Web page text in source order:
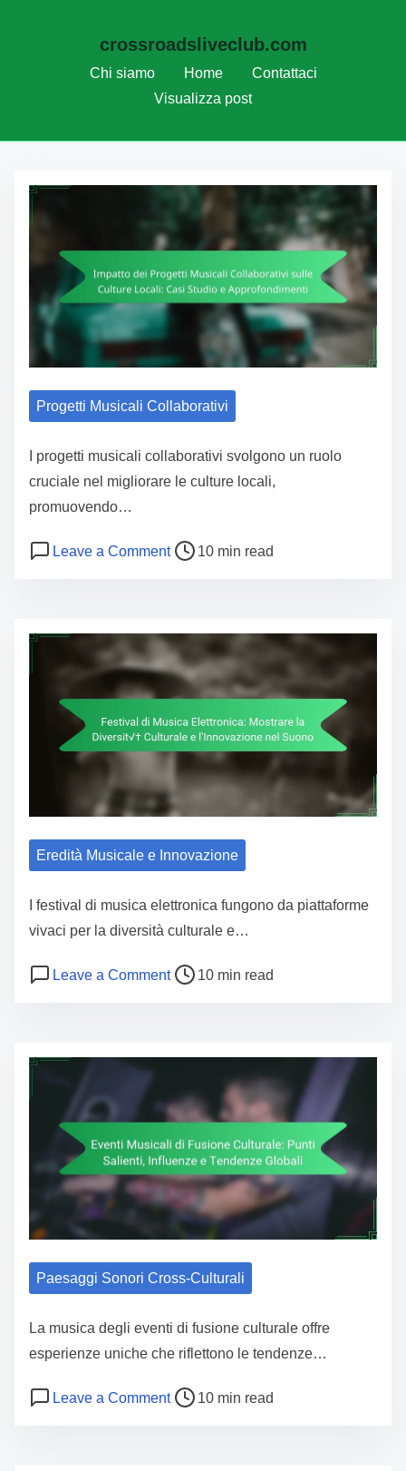
crossroadsliveclub.com
Chi siamo Home
Contattaci
Visualizza post
Skip to content
Progetti Musicali Collaborativi
I progetti musicali collaborativi svolgono un ruolo
cruciale nel migliorare le culture locali,
promuovendo…
Leave a Commenton Impatto dei Progetti Musicali
Post read time 10 min read
Eredità Musicale e Innovazione
I festival di musica elettronica fungono da piattaforme
vivaci per la diversità culturale e…
Leave a Commenton Festival di Musica Elettronica:
Post read time 10 min read
Paesaggi Sonori Cross-Culturali
La musica degli eventi di fusione culturale offre
esperienze uniche che riflettono le tendenze…
Leave a Commenton Eventi Musicali di Fusione
Post read time 10 min read